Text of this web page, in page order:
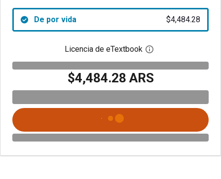
De por vida $4,484.28
Licencia de eTextbook Abre el cuadro de
$4,484.28 ARS